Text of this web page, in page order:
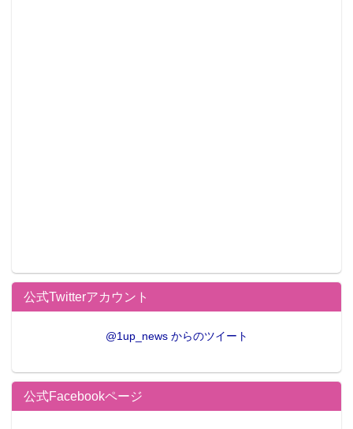
公式Twitterアカウント
@1up_news からのツイート
公式Facebookページ